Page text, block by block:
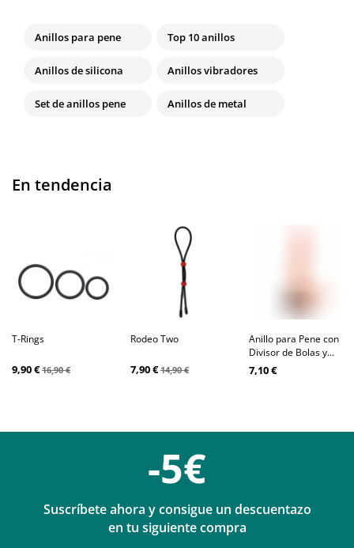
Anillos para pene Top 10 anillos
Anillos de silicona Anillos vibradores
Set de anillos pene Anillos de metal
En tendencia
T-Rings
9,90 €16,90 €
Rodeo Two
7,90 €14,90 €
Anillo para Pene con
Divisor de Bolas y...
7,10 €
-5€
Suscríbete ahora y consigue un descuentazo
en tu siguiente compra